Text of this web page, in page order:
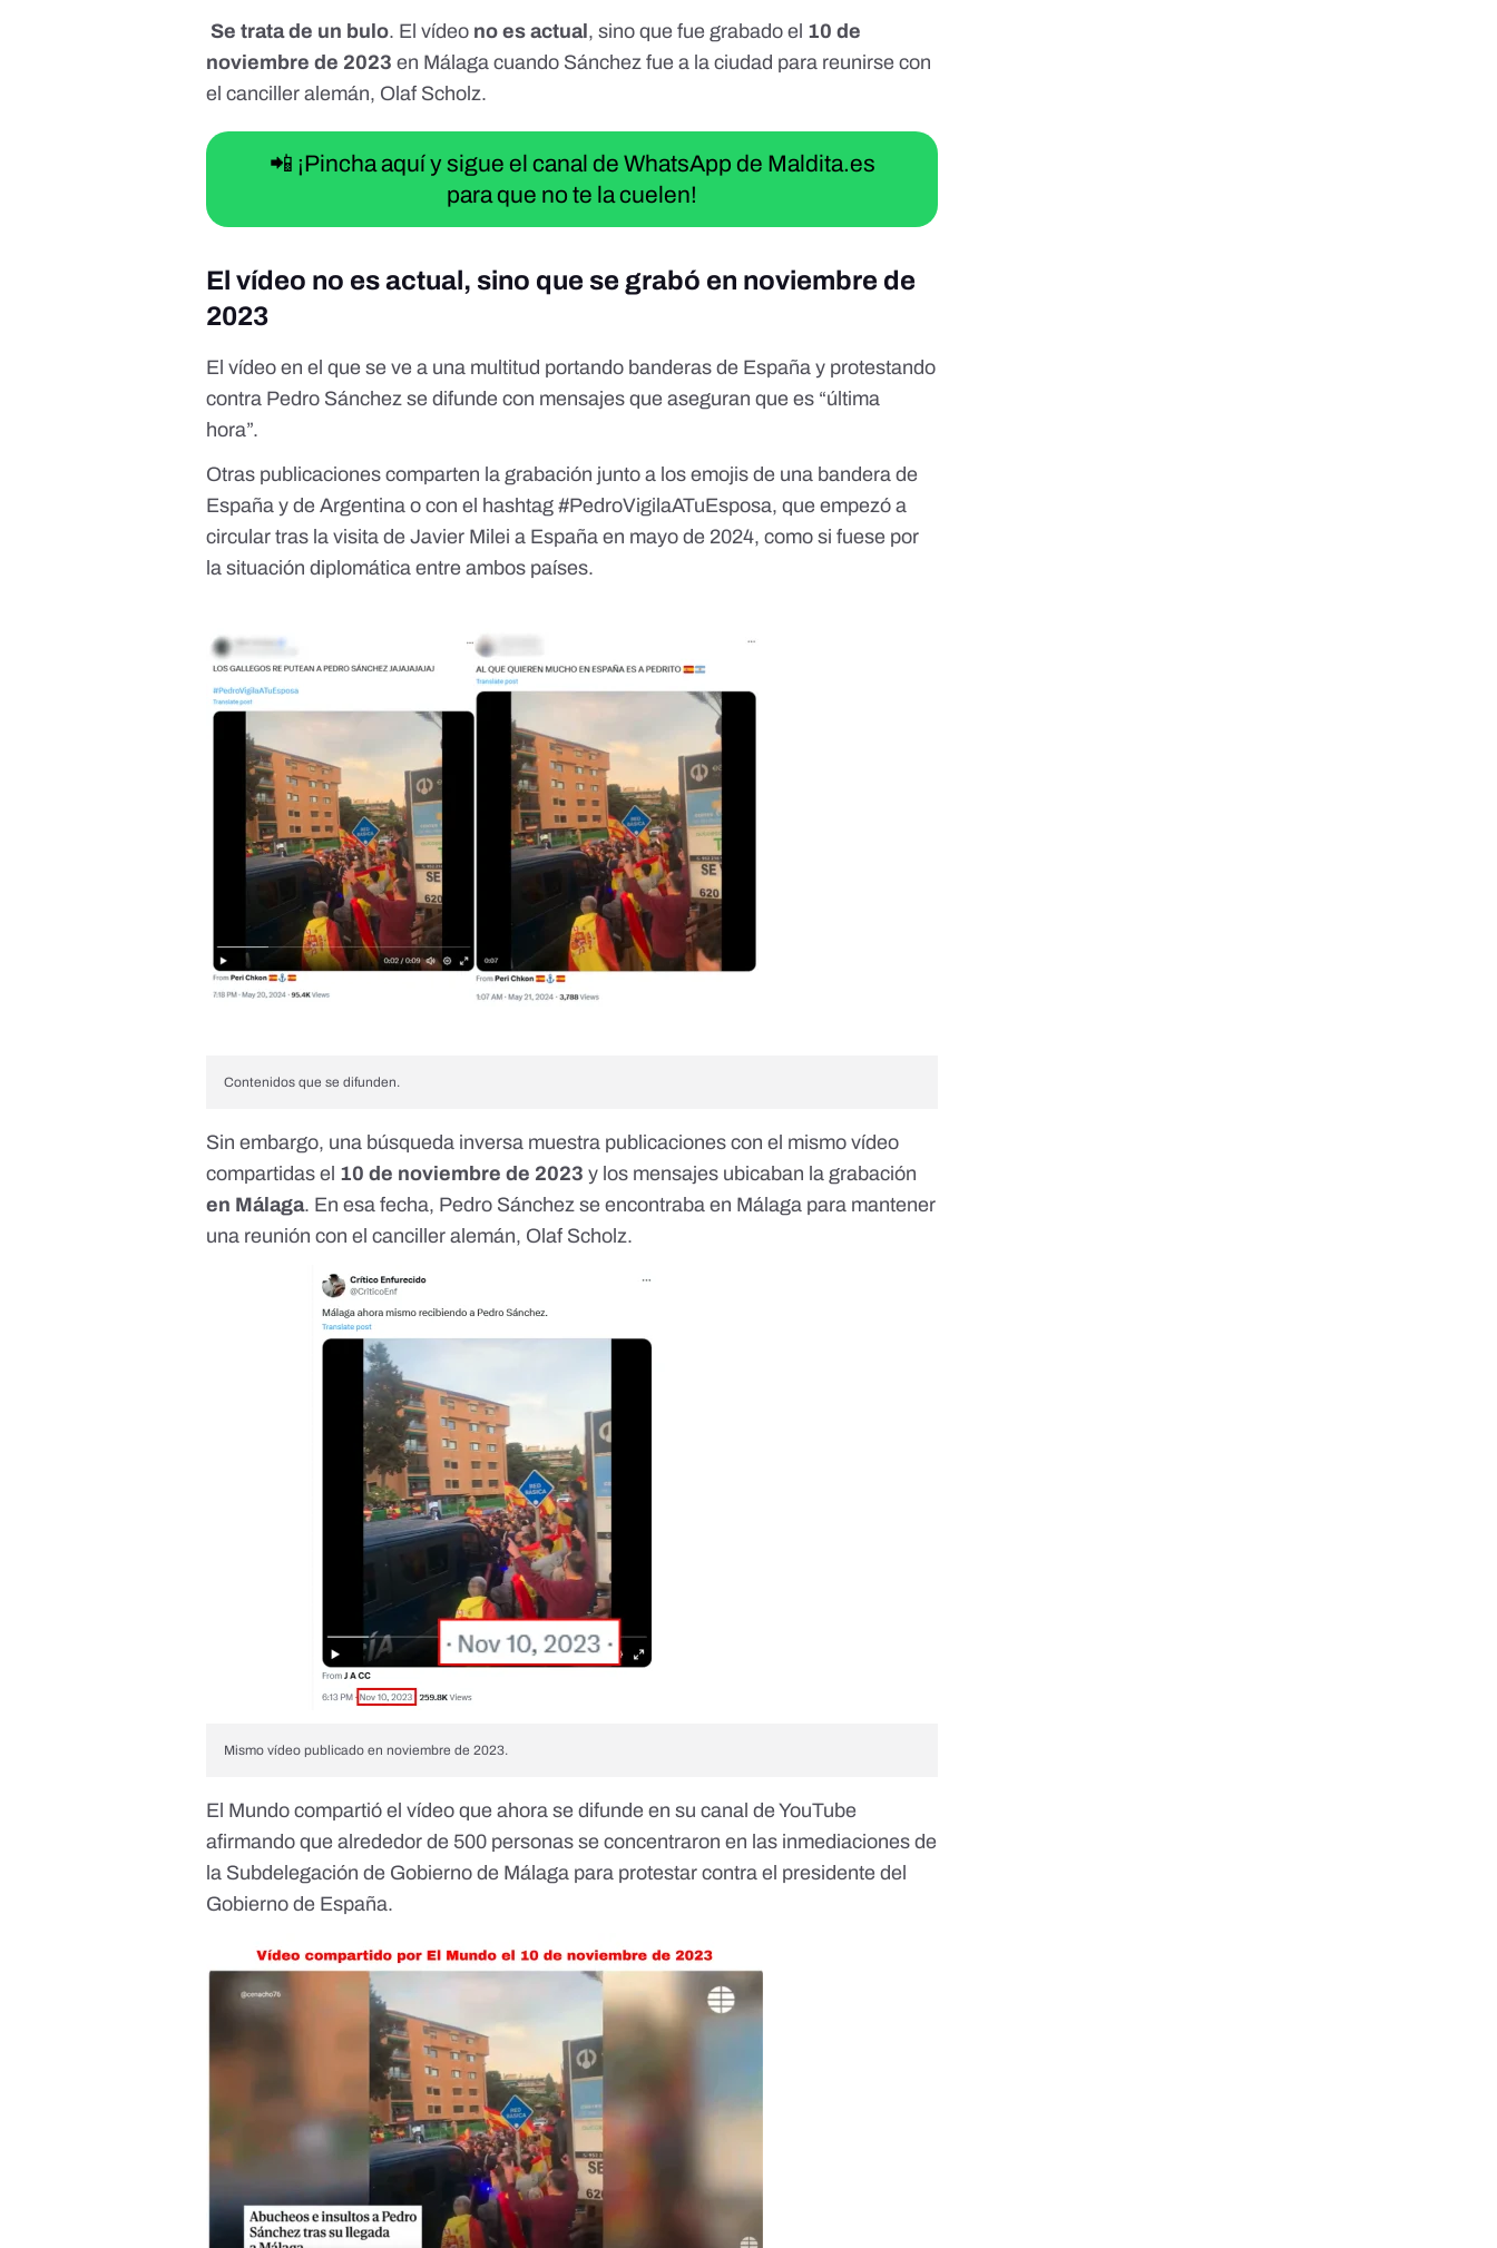
Se trata de un bulo. El vídeo no es actual , sino que fue grabado el 10 de
noviembre de 2023 en Málaga cuando Sánchez fue a la ciudad para reunirse con
el canciller alemán, Olaf Scholz.
📲 ¡Pincha aquí y sigue el canal de WhatsApp de Maldita.es
para que no te la cuelen!
El vídeo no es actual, sino que se grabó en noviembre de
2023
El vídeo en el que se ve a una multitud portando banderas de España y protestando
contra Pedro Sánchez se difunde con mensajes que aseguran que es “última
hora”.
Otras publicaciones comparten la grabación junto a los emojis de una bandera de
España y de Argentina o con el hashtag #PedroVigilaATuEsposa, que empezó a
circular tras lavisita de Javier Milei a España en mayo de 2024, como si fuese por
la situación diplomática entre ambos países.
Contenidos que se difunden.
Sin embargo, una búsqueda inversa muestra publicaciones con el mismo vídeo
compartidas el 10 de noviembre de 2023y los mensajes ubicaban la grabación
en Málaga. En esa fecha, Pedro Sánchez se encontraba en Málaga para mantener
una reunión con el canciller alemán, Olaf Scholz.
Mismo vídeo publicado en noviembre de 2023.
El Mundo compartió el vídeo que ahora se difundeen su canal de YouTube
afirmando que alrededor de 500 personas se concentraron en las inmediaciones de
la Subdelegación de Gobierno de Málaga para protestar contra el presidente del
Gobierno de España.